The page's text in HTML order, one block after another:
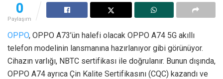
0
Paylaşım
OPPO, OPPO A73’ün halefi olacak OPPO A74 5G akıllı
telefon modelinin lansmanına hazırlanıyor gibi görünüyor.
Cihazın varlığı, NBTC sertifikası ile doğrulanır. Bunun dışında,
OPPO A74 ayrıca Çin Kalite Sertifikasını (CQC) kazandı ve